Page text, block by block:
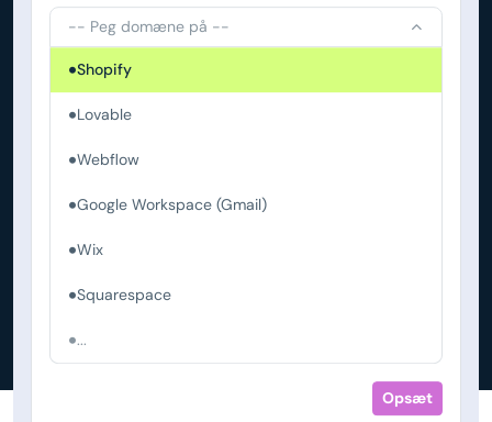
-- Peg domæne på --
Shopify
Lovable
Webflow
Google Workspace (Gmail)
Wix
Squarespace
...
Opsæt